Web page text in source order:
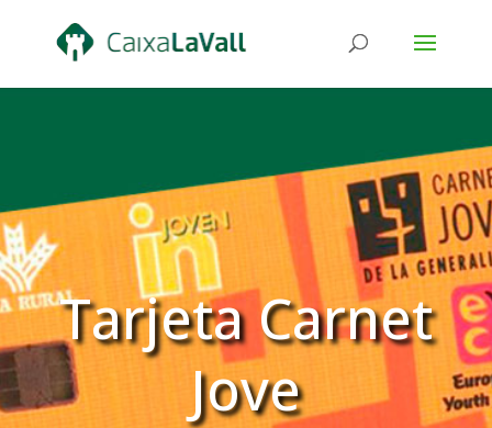
Tarjeta Carnet
Jove